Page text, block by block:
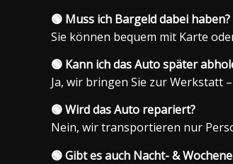
🟢 Muss ich Bargeld dabei haben?
Sie können bequem mit Karte
🟢 Kann ich das Auto später
Ja, wir bringen Sie zur Werkstatt
🟢 Wird das Auto repariert?
Nein, wir transportieren nur
🟢 Gibt es auch Nacht- &